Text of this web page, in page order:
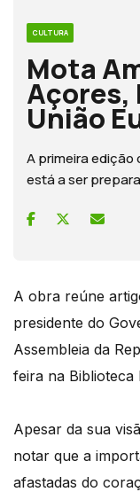
CULTURA
Mota
Açores,
União
A primeira edição
está a ser
A obra reúne
presidente do
Assembleia da
feira na Biblioteca
Apesar da sua
notar que a
afastadas do